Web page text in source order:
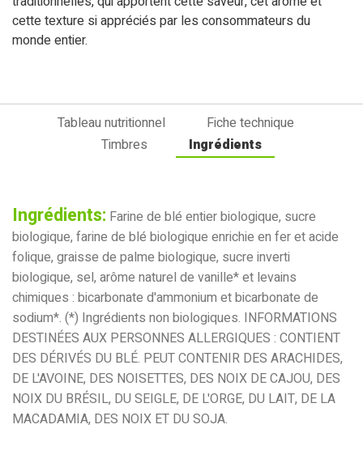
cette texture si appréciés par les consommateurs du
monde entier.
Tableau nutritionnel
Fiche technique
Timbres
Ingrédients
Ingrédients: Farine de blé entier biologique, sucre
biologique, farine de blé biologique enrichie en fer et acide
folique, graisse de palme biologique, sucre inverti
biologique, sel, arôme naturel de vanille* et levains
chimiques : bicarbonate d'ammonium et bicarbonate de
sodium*. (*) Ingrédients non biologiques. INFORMATIONS
DESTINÉES AUX PERSONNES ALLERGIQUES : CONTIENT
DES DÉRIVÉS DU BLÉ. PEUT CONTENIR DES ARACHIDES,
DE L'AVOINE, DES NOISETTES, DES NOIX DE CAJOU, DES
NOIX DU BRÉSIL, DU SEIGLE, DE L'ORGE, DU LAIT, DE LA
MACADAMIA, DES NOIX ET DU SOJA.